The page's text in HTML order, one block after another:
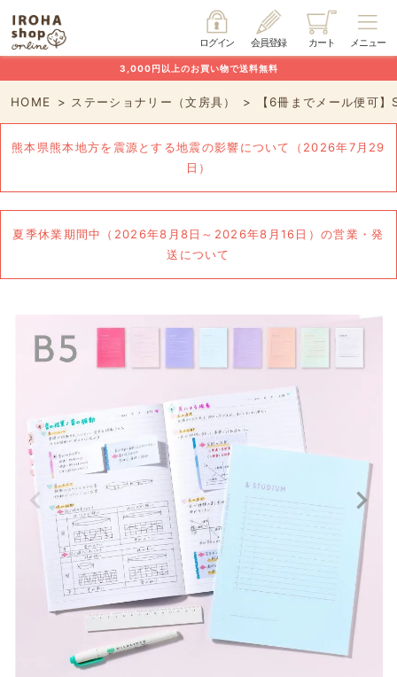
メニュー
カート
会員登録
ログイン
3,000円以上のお買い物で送料無料
HOME ステーショナリー（文房具） 【6冊までメール便可
熊本県熊本地方を震源とする地震の影響について（2026年7月29
日）
夏季休業期間中（2026年8月8日～2026年8月16日）の営業・発
送について